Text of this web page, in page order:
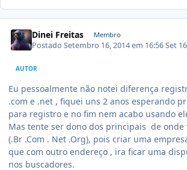
Dinei Freitas Membro
PostadoSetembro 16, 2014 em 16:56Set
AUTOR
Eu pessoalmente não notei diferença
.com e .net , fiquei uns 2 anos esperando
para registro e no fim nem acabo usando
Mas tente ser dono dos principais de onde
(.Br .Com . Net .Org), pois criar uma
que com outro endereço , ira ficar uma
nos buscadores.